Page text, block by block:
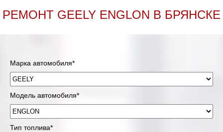
РЕМОНТ GEELY ENGLON В БРЯНСКЕ
Марка автомобиля*
Модель автомобиля*
Тип топлива*